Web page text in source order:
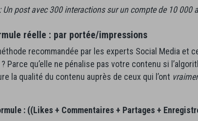
Un post avec 300 interactions sur un compte de 10 000
réelle : par portée/impressions
recommandée par les experts Social Media et
Parce qu’elle ne pénalise pas votre contenu si
la qualité du contenu auprès de ceux qui l’ont
: ((Likes + Commentaires + Partages +